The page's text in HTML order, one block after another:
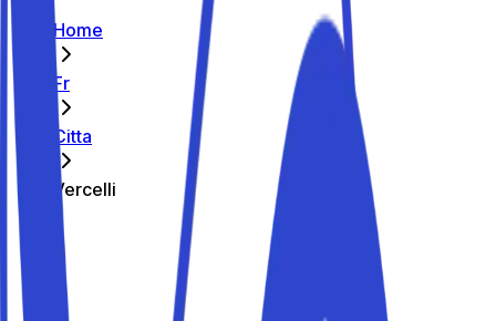
Home
Fr
Citta
Vercelli
Les meilleurs parkings de Vercelli
Parkito in Via Alessandro di Gifflenga 15